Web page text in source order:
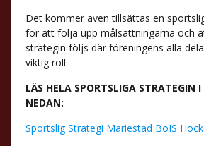
Det kommer även tillsättas en
för att följa upp målsättningarna och
strategin följs där föreningens alla
viktig roll.
LÄS HELA SPORTSLIGA STRATEGIN
NEDAN:
Sportslig Strategi Mariestad BoIS